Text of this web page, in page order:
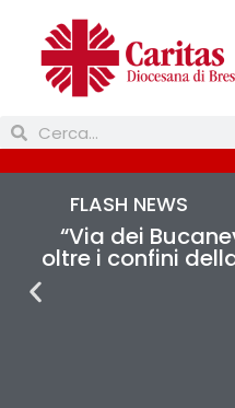
FLASH NEWS
“Via dei
oltre i confini